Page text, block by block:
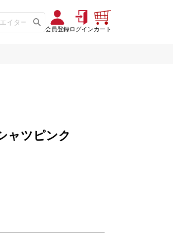
会員登録ログインカート
ャツピンク